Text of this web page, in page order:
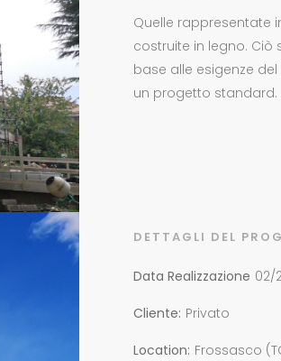
Quelle rappresentate
costruite in legno. Ciò
base alle esigenze
un progetto standard.
DETTAGLI DEL
Data Realizzazione 02/
Cliente: Privato
Location: Frossasco